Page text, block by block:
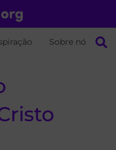
Sobre nós